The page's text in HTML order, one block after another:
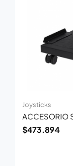
Joysticks
ACCESORIO
$473.894